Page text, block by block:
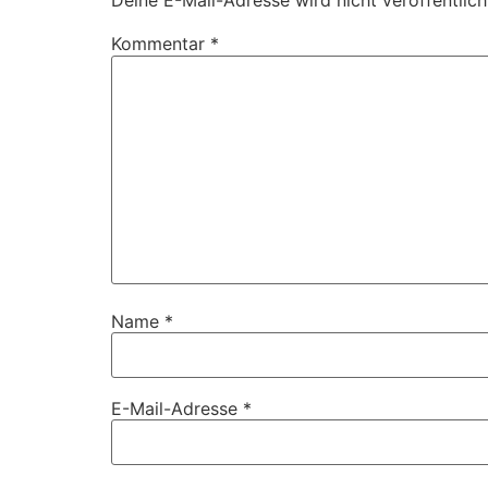
Kommentar *
Name *
E-Mail-Adresse *